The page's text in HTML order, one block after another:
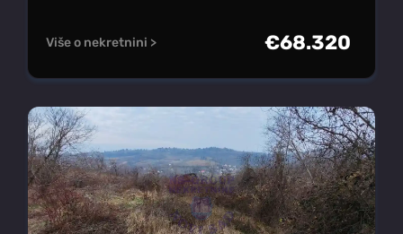
Više o nekretnini > €68.320